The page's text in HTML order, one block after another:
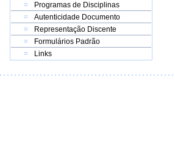
Programas de Disciplinas
Autenticidade Documento
Representação Discente
Formulários Padrão
Links